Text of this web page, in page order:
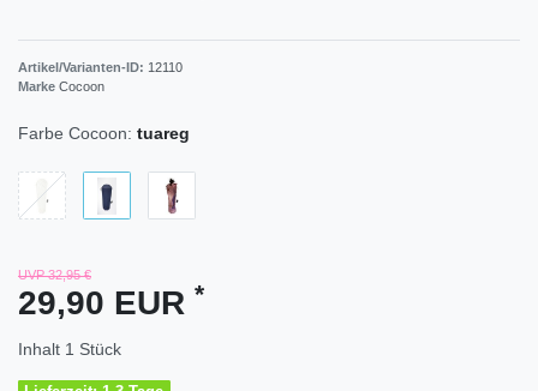
Artikel/Varianten-ID: 12110
Marke Cocoon
Farbe Cocoon: tuareg
UVP 32,95 €
29,90 EUR *
Inhalt 1 Stück